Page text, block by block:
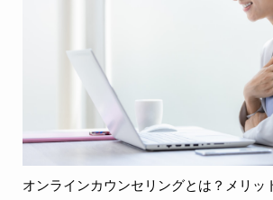
オンラインカウンセリングとは？メリッ